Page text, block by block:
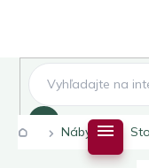
DomůNábytek